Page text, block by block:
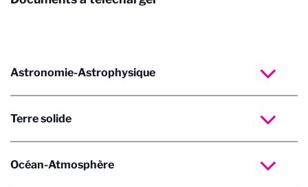
Astronomie-Astrophysique
Terre solide
Océan-Atmosphère